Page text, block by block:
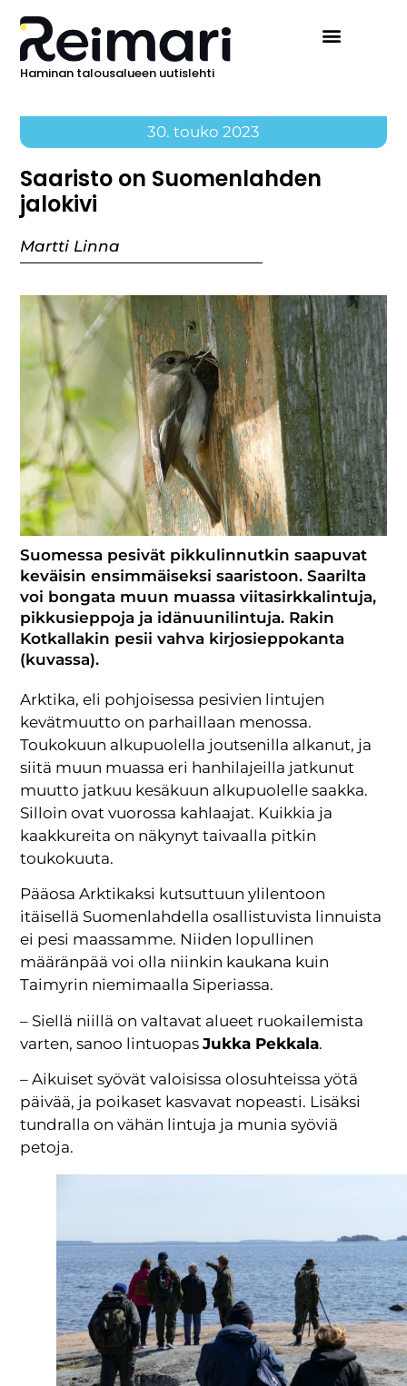
Haminan talousalueen uutislehti
30. touko 2023
Saaristo on Suomenlahden
jalokivi
Martti Linna
Suomessa pesivät pikkulinnutkin saapuvat
keväisin ensimmäiseksi saaristoon. Saarilta
voi bongata muun muassa viitasirkkalintuja,
pikkusieppoja ja idänuunilintuja. Rakin
Kotkallakin pesii vahva kirjosieppokanta
(kuvassa).
Arktika, eli pohjoisessa pesivien lintujen
kevätmuutto on parhaillaan menossa.
Toukokuun alkupuolella joutsenilla alkanut, ja
siitä muun muassa eri hanhilajeilla jatkunut
muutto jatkuu kesäkuun alkupuolelle saakka.
Silloin ovat vuorossa kahlaajat. Kuikkia ja
kaakkureita on näkynyt taivaalla pitkin
toukokuuta.
Pääosa Arktikaksi kutsuttuun ylilentoon
itäisellä Suomenlahdella osallistuvista linnuista
ei pesi maassamme. Niiden lopullinen
määränpää voi olla niinkin kaukana kuin
Taimyrin niemimaalla Siperiassa.
– Siellä niillä on valtavat alueet ruokailemista
varten, sanoo lintuopasJukka Pekkala.
– Aikuiset syövät valoisissa olosuhteissa yötä
päivää, ja poikaset kasvavat nopeasti. Lisäksi
tundralla on vähän lintuja ja munia syöviä
petoja.